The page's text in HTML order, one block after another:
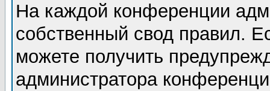
На каждой конференции
собственный свод правил.
можете получить
администратора